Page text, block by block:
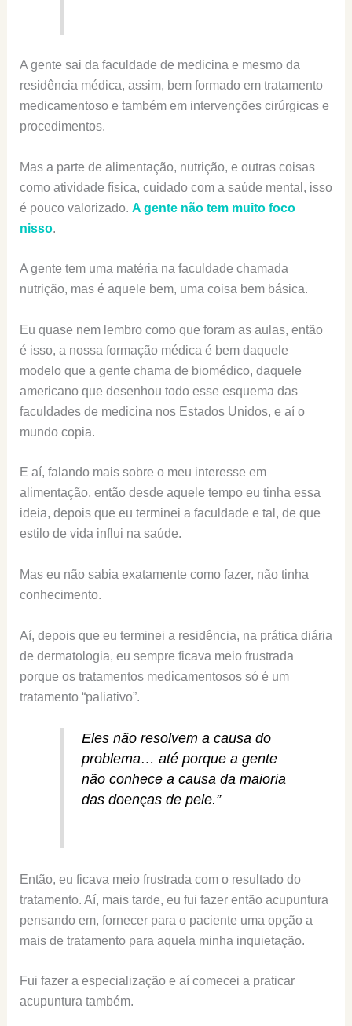
A gente sai da faculdade de medicina e mesmo da
residência médica, assim, bem formado em tratamento
medicamentoso e também em intervenções cirúrgicas e
procedimentos.
Mas a parte de alimentação, nutrição, e outras coisas
como atividade física, cuidado com a saúde mental, isso
é pouco valorizado. A gente não tem muito foco
nisso.
A gente tem uma matéria na faculdade chamada
nutrição, mas é aquele bem, uma coisa bem básica.
Eu quase nem lembro como que foram as aulas, então
é isso, a nossa formação médica é bem daquele
modelo que a gente chama de biomédico, daquele
americano que desenhou todo esse esquema das
faculdades de medicina nos Estados Unidos, e aí o
mundo copia.
E aí, falando mais sobre o meu interesse em
alimentação, então desde aquele tempo eu tinha essa
ideia, depois que eu terminei a faculdade e tal, de que
estilo de vida influi na saúde.
Mas eu não sabia exatamente como fazer, não tinha
conhecimento.
Aí, depois que eu terminei a residência, na prática diária
de dermatologia, eu sempre ficava meio frustrada
porque os tratamentos medicamentosos só é um
tratamento “paliativo”.
Eles não resolvem a causa do
problema… até porque a gente
não conhece a causa da maioria
das doenças de pele.”
Então, eu ficava meio frustrada com o resultado do
tratamento. Aí, mais tarde, eu fui fazer então acupuntura
pensando em, fornecer para o paciente uma opção a
mais de tratamento para aquela minha inquietação.
Fui fazer a especialização e aí comecei a praticar
acupuntura também.